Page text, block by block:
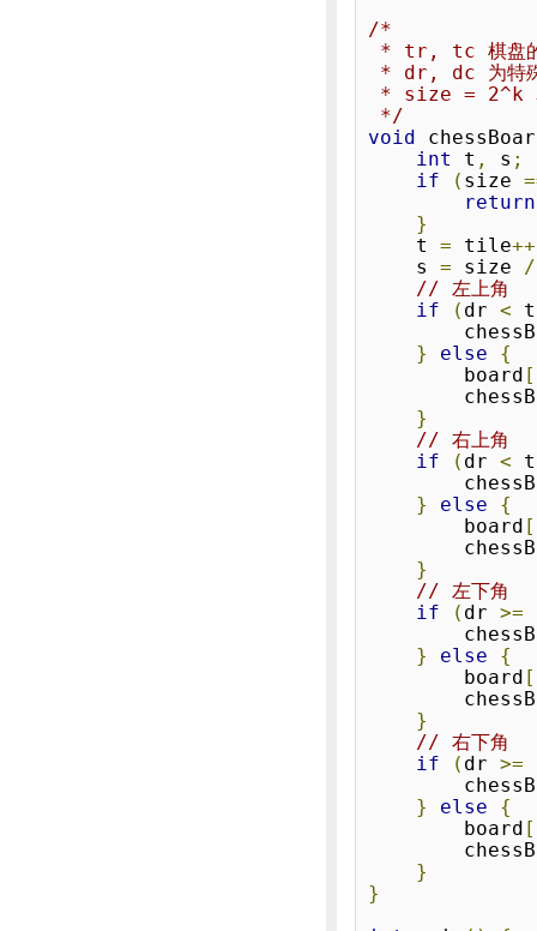
/*
*/
void
int
t , s ;
if
( size
return
}
    t
= tile
    s
= size /
// 左上角
if
( dr <
}
else
{
        board
[
}
// 右上角
if
( dr <
}
else
{
        board
[
}
// 左下角
if
( dr >=
}
else
{
        board
[
}
// 右下角
if
( dr >=
}
else
{
        board
[
}
}